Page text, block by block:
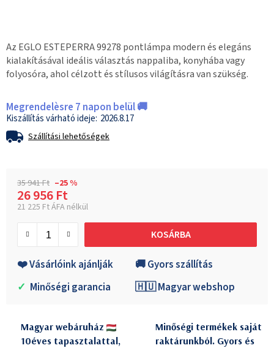
Az EGLO ESTEPERRA 99278 pontlámpa modern és elegáns
kialakításával ideális választás nappaliba, konyhába vagy
folyosóra, ahol célzott és stílusos világításra van szükség.
Megrendelèsre 7 napon belül 🚚
2026.8.17
Szállítási lehetőségek
35 941 Ft –25 %
26 956 Ft
21 225 Ft ÁFA nélkül
KOSÁRBA
❤️ Vásárlóink ajánlják
🚚 Gyors szállítás
✓ Minőségi garancia 🇭🇺 Magyar webshop
Magyar webáruház
10éves tapasztalattal,
Minőségi termékek saját
raktárunkból. Gyors és